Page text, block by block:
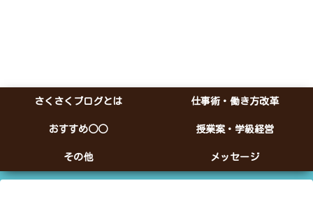
さくさくブログとは 仕事術・働き方改革
おすすめ○○ 授業案・学級経営
その他 メッセージ